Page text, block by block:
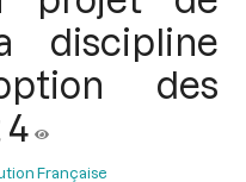
discipline
des
4
Française